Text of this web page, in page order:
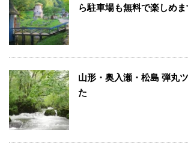
ら駐車場も無料で楽しめま
山形・奥入瀬・松島 弾丸
た